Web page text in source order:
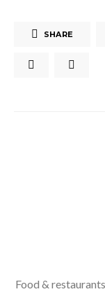
SHARE
Food &